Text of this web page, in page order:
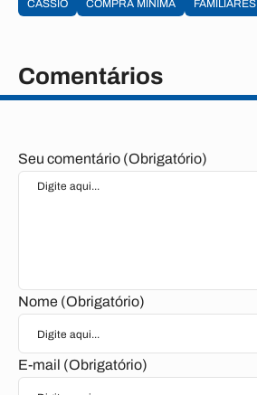
CÁSSIO COMPRA MÍNIMA FAMILIARES
Comentários
Seu comentário (Obrigatório)
Nome (Obrigatório)
E-mail (Obrigatório)